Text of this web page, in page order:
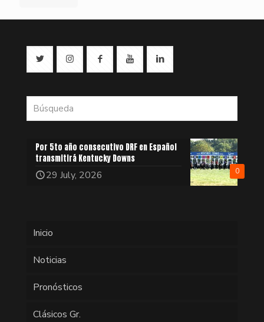
0
Por 5to año consecutivo DRF en Español
transmitirá Kentucky Downs
29 July, 2026
Inicio
Noticias
Pronósticos
Clásicos Gr.